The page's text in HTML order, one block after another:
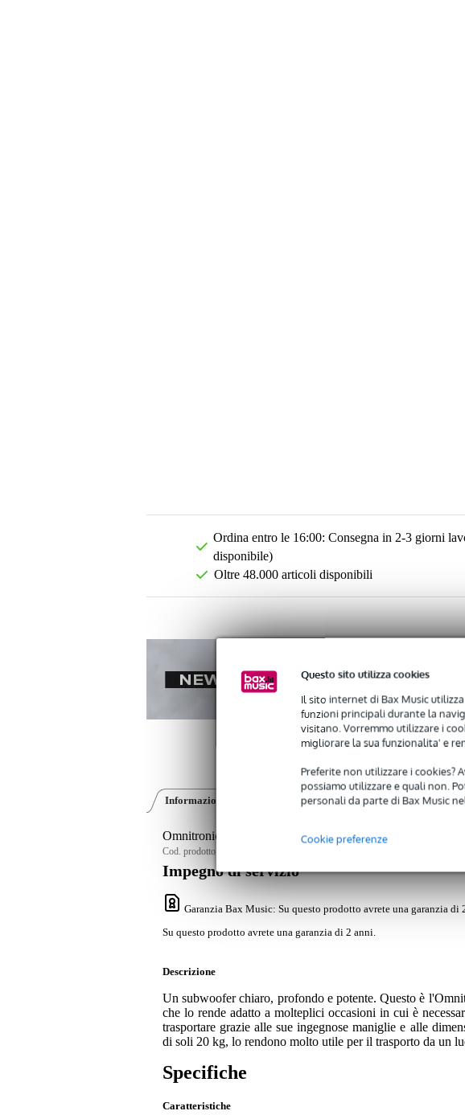
Questo sito utilizza cookies
Il sito internet di Bax Music
funzioni principali durante la
visitano. Vorremmo utilizzare i
migliorare la sua funzionalita' e
Preferite non utilizzare i cookies?
possiamo utilizzare e quali non.
personali da parte di Bax Music
Cookie preferenze
Ordina entro le 16:00: Consegna in 2-3 giorni
disponibile)
Oltre 48.000 articoli disponibili
Informazioni sul prodotto Recensioni(0) Download (1)
Omnitronic AZX-112 subwoofer passivo da 12 pollici
Cod. prodotto:
Impegno di servizio
Garanzia Bax Music: Su questo prodotto avrete una garanzia di
Su questo prodotto avrete una garanzia di 2 anni.
Descrizione
Un subwoofer chiaro, profondo e potente. Questo è
che lo rende adatto a molteplici occasioni in cui è
trasportare grazie alle sue ingegnose maniglie e alle
di soli 20 kg, lo rendono molto utile per il trasporto da un
Specifiche
Caratteristiche